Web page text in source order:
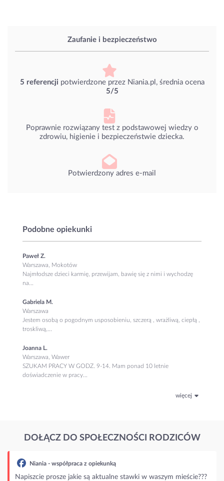
Zaufanie i bezpieczeństwo
5 referencji potwierdzone przez Niania.pl, średnia ocena
5/5
Poprawnie rozwiązany test z podstawowej wiedzy o
zdrowiu, higienie i bezpieczeństwie dziecka.
Potwierdzony adres e-mail
Podobne opiekunki
Paweł Z.
Warszawa, Mokotów
Najmłodsze dzieci karmię, przewijam, bawię się z nimi i wychodzę
na...
Gabriela M.
Warszawa
Jestem osobą o pogodnym usposobieniu, szczerą , wrażliwą, ciepłą ,
troskliwą,...
Joanna L.
Warszawa, Wawer
SZUKAM PRACY W GODZ. 9-14. Mam ponad 10 letnie
doświadczenie w pracy...
więcej
DOŁĄCZ DO SPOŁECZNOŚCI RODZICÓW
Niania - współpraca z opiekunką
Napiszcie prosze jakie są aktualne stawki w waszym mieście???